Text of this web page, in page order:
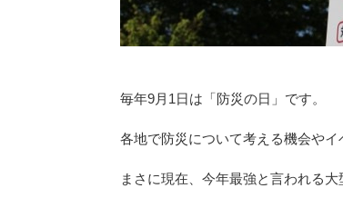
毎年9月1日は「防災の日」です。
各地で防災について考える機会やイ
まさに現在、今年最強と言われる